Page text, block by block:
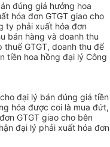
đúng giá hưởng hoa
hóa đơn GTGT giao cho
ty phải xuất hóa đơn
bán hàng và doanh thu
GTGT, doanh thu để
tiền hoa hồng đại lý Công
đại lý bán đúng giá tiền
hóa được coi là mua đứt,
GTGT giao cho bên
đại lý phải xuất hóa đơn